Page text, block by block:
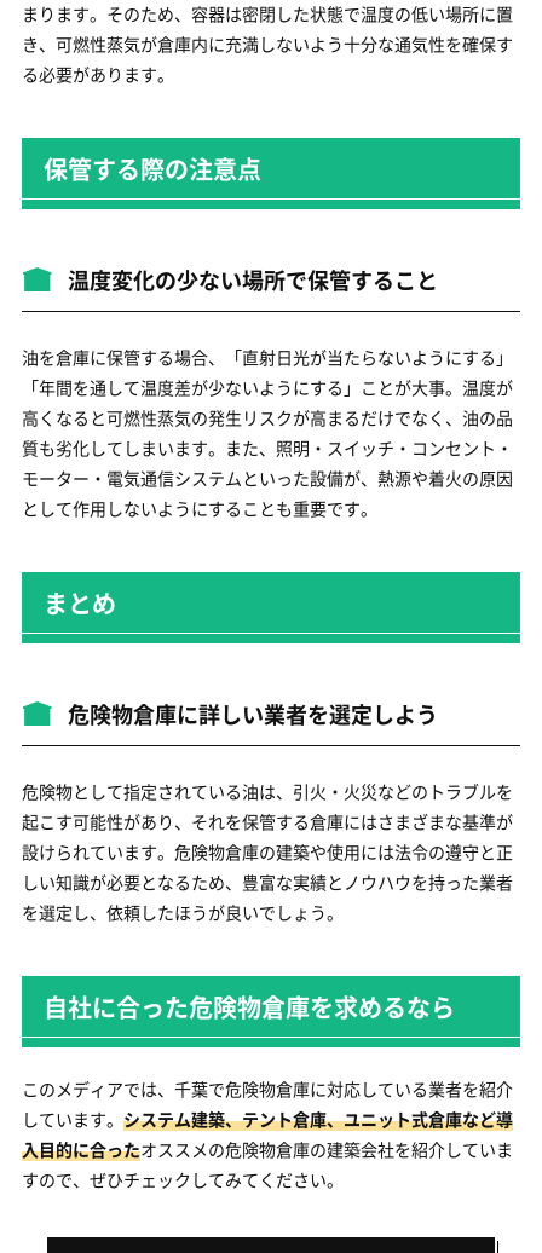
まります。そのため、容器は密閉した状態で温度の低い場所に置
き、可燃性蒸気が倉庫内に充満しないよう十分な通気性を確保す
る必要があります。
保管する際の注意点
温度変化の少ない場所で保管すること
油を倉庫に保管する場合、「直射日光が当たらないようにする」
「年間を通して温度差が少ないようにする」ことが大事。温度が
高くなると可燃性蒸気の発生リスクが高まるだけでなく、油の品
質も劣化してしまいます。また、照明・スイッチ・コンセント・
モーター・電気通信システムといった設備が、熱源や着火の原因
として作用しないようにすることも重要です。
まとめ
危険物倉庫に詳しい業者を選定しよう
危険物として指定されている油は、引火・火災などのトラブルを
起こす可能性があり、それを保管する倉庫にはさまざまな基準が
設けられています。危険物倉庫の建築や使用には法令の遵守と正
しい知識が必要となるため、豊富な実績とノウハウを持った業者
を選定し、依頼したほうが良いでしょう。
自社に合った危険物倉庫を求めるなら
このメディアでは、千葉で危険物倉庫に対応している業者を紹介
しています。 システム建築、テント倉庫、ユニット式倉庫など導
入目的に合ったオススメの危険物倉庫の建築会社を紹介していま
すので、ぜひチェックしてみてください。